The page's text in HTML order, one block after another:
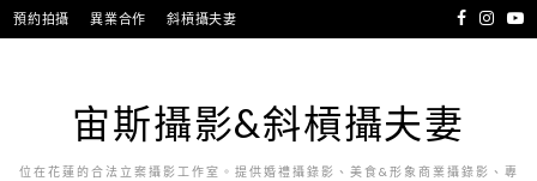
跳
至
預約拍攝 異業合作 斜槓攝夫妻
宙斯攝影&斜槓攝夫妻
位在花蓮的合法立案攝影工作室。提供婚禮攝錄影、美食&形象商業攝錄影、專